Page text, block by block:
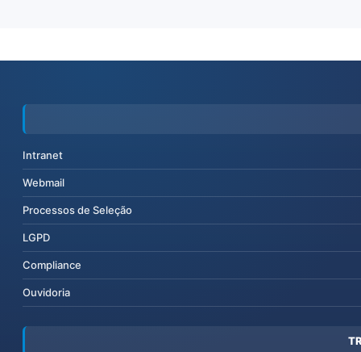
Intranet
Webmail
Processos de Seleção
LGPD
Compliance
Ouvidoria